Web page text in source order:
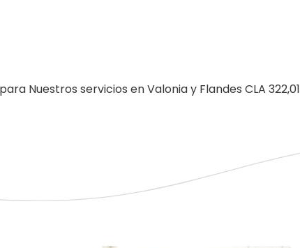
Nuestros servicios en Valonia y Flandes CLA 322,01